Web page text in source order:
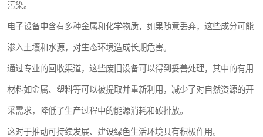
污染。
电子设备中含有多种金属和化学物质，如果随意丢弃，这些成分可能
渗入土壤和水源，对生态环境造成长期危害。
通过专业的回收渠道，这些废旧设备可以得到妥善处理，其中的有用
材料如金属、塑料等可以被提取并重新利用，减少了对自然资源的开
采需求，降低了生产过程中的能源消耗和碳排放。
这对于推动可持续发展、建设绿色生活环境具有积极作用。